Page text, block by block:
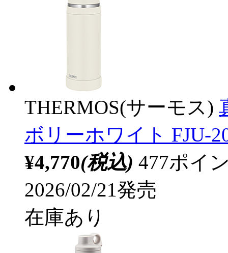
THERMOS(サーモス)
ボリーホワイト FJU-
¥4,770(税込) 477ポイ
2026/02/21発売
在庫あり